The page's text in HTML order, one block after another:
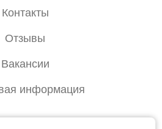
Контакты
Отзывы
Вакансии
информация